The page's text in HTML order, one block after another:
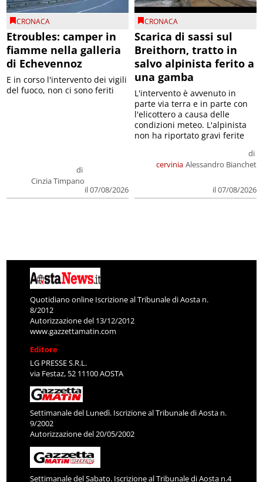
CRONACA
Etroubles: camper in
fiamme nella galleria
di Echevennoz
di
Cinzia Timpano
il 07/08/2026
E in corso l'intervento dei vigili
del fuoco, non ci sono feriti
CRONACA
Scarica di sassi sul
Breithorn, tratto in
salvo alpinista ferito a
una gamba
cervinia
di
Alessandro Bianchet
il 07/08/2026
L'intervento è avvenuto in
parte via terra e in parte con
l'elicottero a causa delle
condizioni meteo. L'alpinista
non ha riportato gravi ferite
Quotidiano online Iscrizione al Tribunale di Aosta n.
8/2012
Autorizzazione del 13/12/2012
www.gazzettamatin.com
Editore
LG PRESSE S.R.L.
via Festaz, 52 11100 AOSTA
Settimanale del Lunedì. Iscrizione al Tribunale di Aosta n.
9/2002
Autorizzazione del 20/05/2002
Settimanale del Sabato. Iscrizione al Tribunale di Aosta n.4